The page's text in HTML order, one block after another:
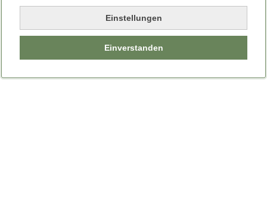
Einstellungen
Einverstanden